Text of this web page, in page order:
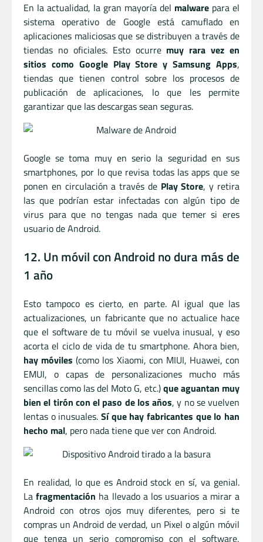
En la actualidad, la gran mayoría del malware para el
sistema operativo de Google está camuflado en
aplicaciones maliciosas que se distribuyen a través de
tiendas no oficiales. Esto ocurre muy rara vez en
sitios como Google Play Store y Samsung Apps,
tiendas que tienen control sobre los procesos de
publicación de aplicaciones, lo que les permite
garantizar que las descargas sean seguras.
Google se toma muy en serio la seguridad en sus
smartphones, por lo que revisa todas las apps que se
ponen en circulación a través de Play Store, y retira
las que podrían estar infectadas con algún tipo de
virus para que no tengas nada que temer si eres
usuario de Android.
12. Un móvil con Android no dura más de
1 año
Esto tampoco es cierto, en parte. Al igual que las
actualizaciones, un fabricante que no actualice hace
que el software de tu móvil se vuelva inusual, y eso
acorta el ciclo de vida de tu smartphone. Ahora bien,
hay móviles (como los Xiaomi, con MIUI, Huawei, con
EMUI, o capas de personalizaciones mucho más
sencillas como las del Moto G, etc.)que aguantan muy
bien el tirón con el paso de los años, y no se vuelven
lentas o inusuales. Sí que hay fabricantes que lo han
hecho mal, pero nada tiene que ver con Android.
En realidad, lo que es Android stock en sí, va genial.
Lafragmentación ha llevado a los usuarios a mirar a
Android con otros ojos muy diferentes, pero si te
compras un Android de verdad, un Pixel o algún móvil
que tenga un serio compromiso con el software,